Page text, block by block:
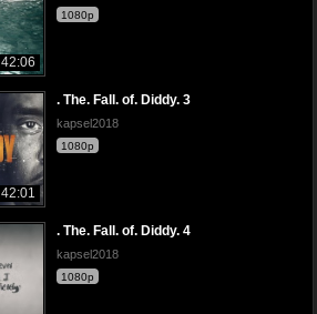
42:06
1080p
42:01
. The. Fall. of. Diddy. 3
kapsel2018
1080p
. The. Fall. of. Diddy. 4
kapsel2018
1080p